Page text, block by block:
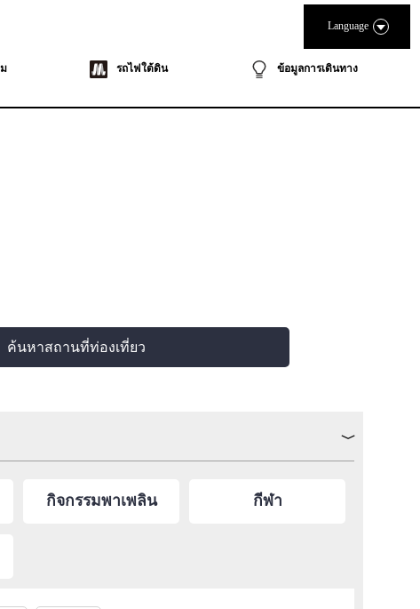
รถไฟใต้ดิน ข้อมูลการเดินทาง
Language
ค้นหาสถานที่ท่องเที่ยว
กิจกรรมพาเพลิน กีฬา